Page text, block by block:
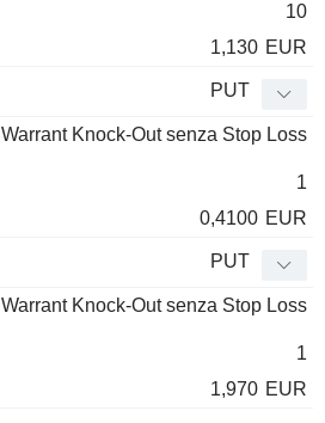
10
1,130 EUR
PUT
Warrant Knock-Out senza Stop Loss
1
0,4100 EUR
PUT
Warrant Knock-Out senza Stop Loss
1
1,970 EUR